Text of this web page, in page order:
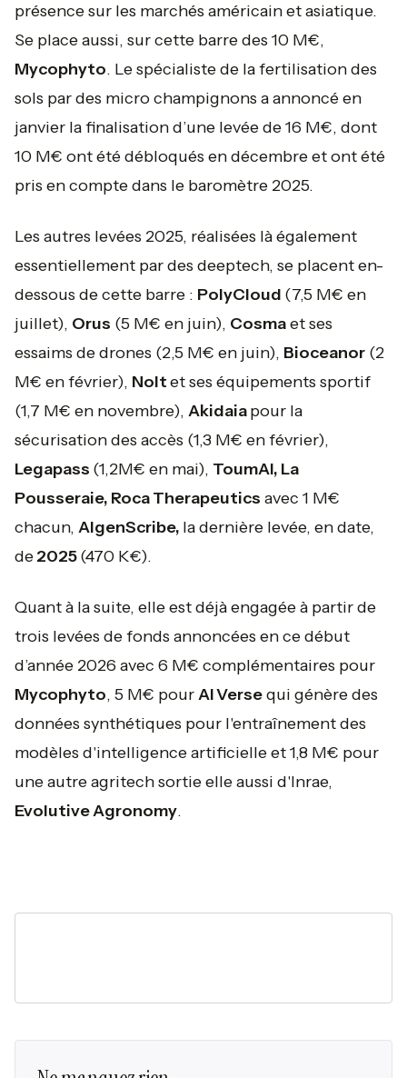
présence sur les marchés américain et asiatique.
Se place aussi, sur cette barre des 10 M€,
Mycophyto. Le spécialiste de la fertilisation des
sols par des micro champignons a annoncé en
janvier la finalisation d’une levée de 16 M€, dont
10 M€ ont été débloqués en décembre et ont été
pris en compte dans le baromètre 2025.
Les autres levées 2025, réalisées là également
essentiellement par des deeptech, se placent en-
dessous de cette barre : PolyCloud (7,5 M€ en
juillet), Orus (5 M€ en juin), Cosmaet ses
essaims de drones (2,5 M€ en juin), Bioceanor (2
M€ en février), Noltet ses équipements sportif
(1,7 M€ en novembre), Akidaiapour la
sécurisation des accès (1,3 M€ en février),
Legapass (1,2M€ en mai), ToumAI, La
Pousseraie, Roca Therapeutics avec 1 M€
chacun, AlgenScribe, la dernière levée, en date,
de2025(470 K€).
Quant à la suite, elle est déjà engagée à partir de
trois levées de fonds annoncées en ce début
d’année 2026 avec 6 M€ complémentaires pour
Mycophyto, 5 M€ pourAI Versequi génère des
données synthétiques pour l'entraînement des
modèles d'intelligence artificielle et 1,8 M€ pour
une autre agritech sortie elle aussi d'Inrae,
Evolutive Agronomy.